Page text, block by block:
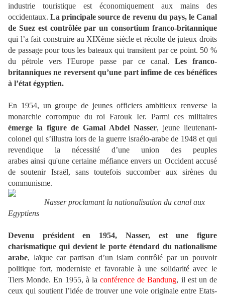
industrie touristique est économiquement aux mains des
occidentaux.La principale source de revenu du pays, le Canal
de Suez est contrôlée par un consortium franco-britannique
qui l’a fait construire au XIXème siècle et récolte de juteux droits
de passage pour tous les bateaux qui transitent par ce point. 50 %
du pétrole vers l'Europe passe par ce canal. Les franco-
britanniques ne reversent qu’une part infime de ces bénéfices
à l’état égyptien.
En 1954, un groupe de jeunes officiers ambitieux renverse la
monarchie corrompue du roi Farouk Ier. Parmi ces militaires
émerge la figure de Gamal Abdel Nasser, jeune lieutenant-
colonel qui s’illustra lors de la guerre israélo-arabe de 1948 et qui
revendique la nécessité d’une union des peuples
arabes ainsi qu'une certaine méfiance envers un Occident accusé
de soutenir Israël, sans toutefois succomber aux sirènes du
communisme.
Nasser proclamant la nationalisation du canal aux
Egyptiens
Devenu président en 1954, Nasser, est une figure
charismatique qui devient le porte étendard du nationalisme
arabe, laïque car partisan d’un islam contrôlé par un pouvoir
politique fort, moderniste et favorable à une solidarité avec le
Tiers Monde. En 1955, à la conférence de Bandung, il est un de
ceux qui soutient l’idée de trouver une voie originale entre Etats-